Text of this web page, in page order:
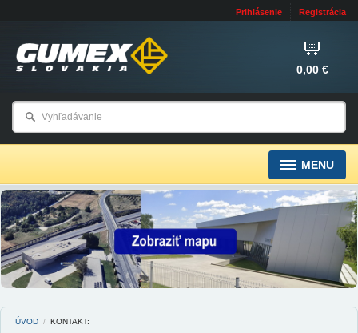
Prihlásenie Registrácia
0,00 €
MENU
ÚVOD / KONTAKT: